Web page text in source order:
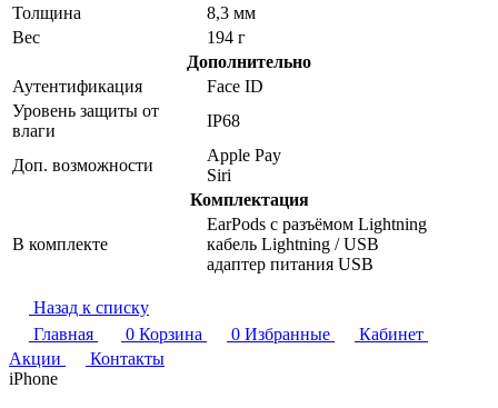
Толщина
8,3 мм
Вес
194 г
Дополнительно
Аутентификация
Face ID
Уровень защиты от
влаги
IP68
Доп. возможности
Apple Pay
Siri
Комплектация
В комплекте
EarPods с разъёмом Lightning
кабель Lightning / USB
адаптер питания USB
Назад к списку
Главная
0 Корзина 0 Избранные
Кабинет
Акции
Контакты
iPhone